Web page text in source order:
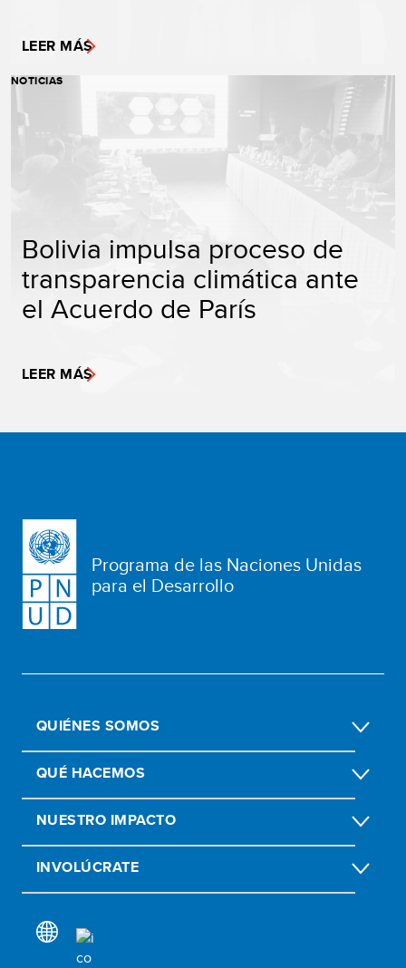
LEER MÁS
NOTICIAS
Bolivia impulsa proceso de
transparencia climática ante
el Acuerdo de París
LEER MÁS
Programa de las Naciones Unidas
para el Desarrollo
QUIÉNES SOMOS
QUÉ HACEMOS
NUESTRO IMPACTO
INVOLÚCRATE